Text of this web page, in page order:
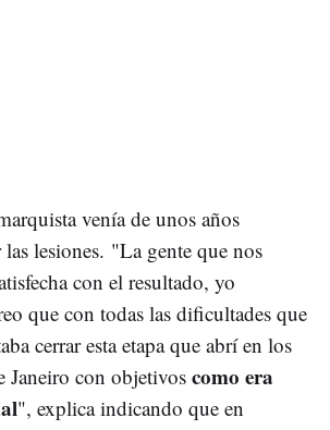
venía de unos años
lesiones. "La gente que nos
con el resultado, yo
que con todas las dificultades que
cerrar esta etapa que abrí en los
Janeiro con objetivos como era
", explica indicando que en